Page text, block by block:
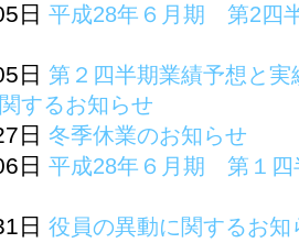
日 平成28年６月期 第2四
日 第２四半期業績予想と
するお知らせ
日 冬季休業のお知らせ
日 平成28年６月期 第１
日 役員の異動に関するお知